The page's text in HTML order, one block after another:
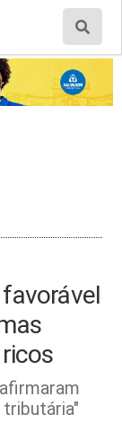
tributária"